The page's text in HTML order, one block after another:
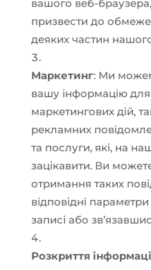
вашого веб-
призвести до
деяких частин
Маркетинг: Ми
вашу інформацію для
маркетингових дій,
рекламних
та послуги, які, на
зацікавити. Ви
отримання таких
відповідні
записі або
Розкриття